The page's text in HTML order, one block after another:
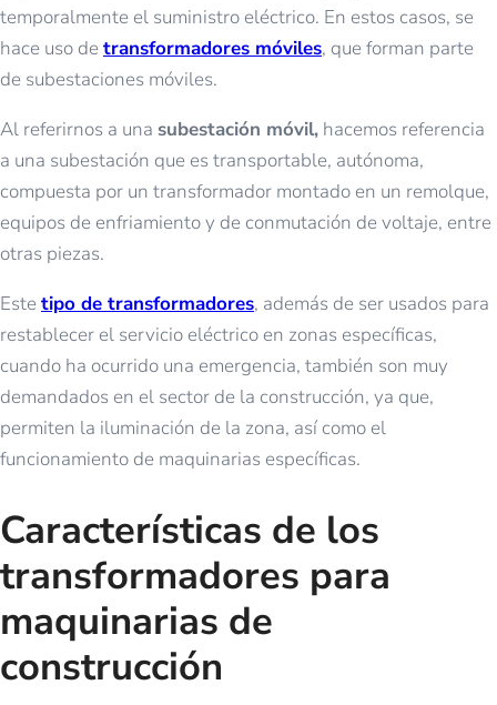
temporalmente el suministro eléctrico. En estos casos, se
hace uso detransformadores móviles, que forman parte
de subestaciones móviles.
Al referirnos a una subestación móvil, hacemos referencia
a una subestación que es transportable, autónoma,
compuesta por un transformador montado en un remolque,
equipos de enfriamiento y de conmutación de voltaje, entre
otras piezas.
Estetipo de transformadores, además de ser usados para
restablecer el servicio eléctrico en zonas específicas,
cuando ha ocurrido una emergencia, también son muy
demandados en el sector de la construcción, ya que,
permiten la iluminación de la zona, así como el
funcionamiento de maquinarias específicas.
Características de los
transformadores para
maquinarias de
construcción